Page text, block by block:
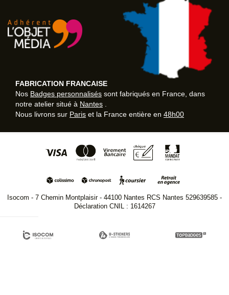
FABRICATION FRANCAISE
Nos Badges personnalisés sont fabriqués en France, dans
notre atelier situé à Nantes
Nous livrons sur Paris et la France entière en 48h00
Isocom - 7 Chemin Montplaisir - 44100 Nantes RCS Nantes 529639585 -
Déclaration CNIL : 1614267